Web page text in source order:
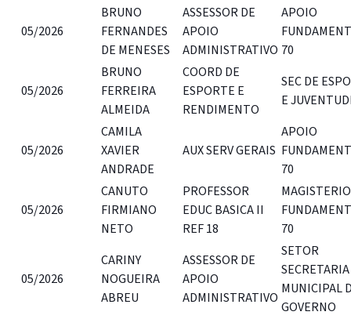
05/2026
BRUNO
FERNANDES
DE MENESES
ASSESSOR DE
APOIO
ADMINISTRATIVO
APOIO
70
05/2026
BRUNO
FERREIRA
ALMEIDA
COORD DE
ESPORTE E
RENDIMENTO
SEC DE
E
05/2026
CAMILA
XAVIER
ANDRADE
AUX SERV GERAIS
APOIO
70
05/2026
CANUTO
FIRMIANO
NETO
PROFESSOR
EDUC BASICA II
REF 18
MAGISTERIO
70
05/2026
CARINY
NOGUEIRA
ABREU
ASSESSOR DE
APOIO
ADMINISTRATIVO
SETOR
SECRETARIA
MUNICIPAL
GOVERNO